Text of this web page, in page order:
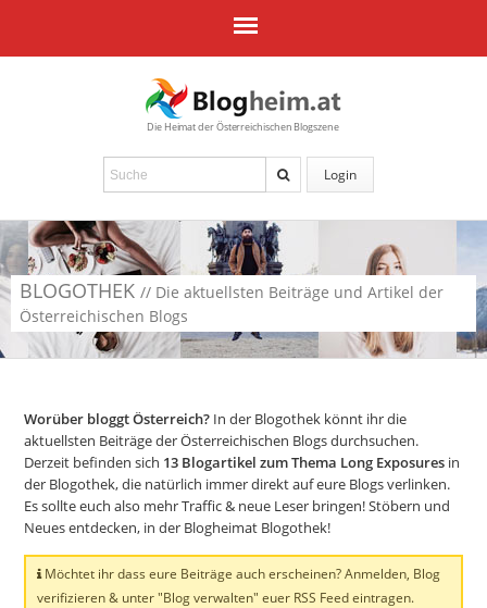
Die Heimat der Österreichischen Blogszene
Login
BLOGOTHEK // Die aktuellsten Beiträge und Artikel der
Österreichischen Blogs
Worüber bloggt Österreich? In der Blogothek könnt ihr die
aktuellsten Beiträge der Österreichischen Blogs durchsuchen.
Derzeit befinden sich 13 Blogartikel zum Thema Long Exposures in
der Blogothek, die natürlich immer direkt auf eure Blogs verlinken.
Es sollte euch also mehr Traffic & neue Leser bringen! Stöbern und
Neues entdecken, in der Blogheimat Blogothek!
Möchtet ihr dass eure Beiträge auch erscheinen? Anmelden, Blog
verifizieren & unter "Blog verwalten" euer RSS Feed eintragen.